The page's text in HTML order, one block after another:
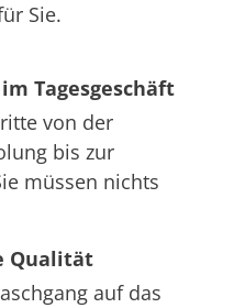
Sie.
Tagesgeschäft
von der
bis zur
müssen nichts
Qualität
auf das